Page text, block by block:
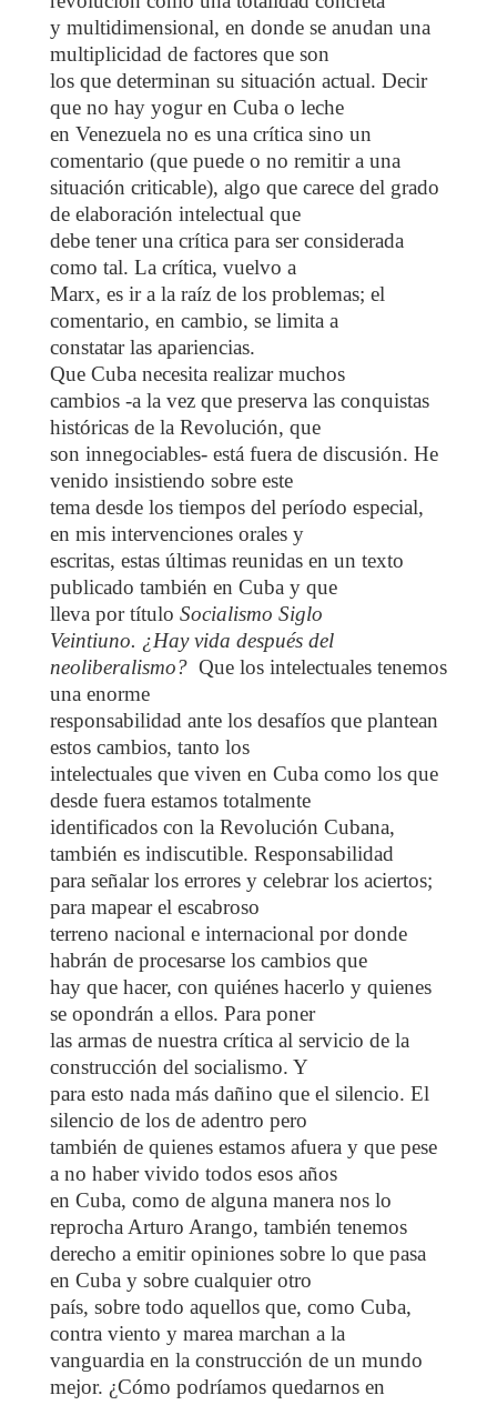
y multidimensional, en donde se anudan una
multiplicidad de factores que son
los que determinan su situación actual. Decir
que no hay yogur en Cuba o leche
en Venezuela no es una crítica sino un
comentario (que puede o no remitir a una
situación criticable), algo que carece del grado
de elaboración intelectual que
debe tener una crítica para ser considerada
como tal. La crítica, vuelvo a
Marx, es ir a la raíz de los problemas; el
comentario, en cambio, se limita a
constatar las apariencias.
Que Cuba necesita realizar muchos
cambios -a la vez que preserva las conquistas
históricas de la Revolución, que
son innegociables- está fuera de discusión. He
venido insistiendo sobre este
tema desde los tiempos del período especial,
en mis intervenciones orales y
escritas, estas últimas reunidas en un texto
publicado también en Cuba y que
lleva por título Socialismo Siglo
Veintiuno. ¿Hay vida después del
neoliberalismo?Que los intelectuales tenemos
una enorme
responsabilidad ante los desafíos que plantean
estos cambios, tanto los
intelectuales que viven en Cuba como los que
desde fuera estamos totalmente
identificados con la Revolución Cubana,
también es indiscutible. Responsabilidad
para señalar los errores y celebrar los aciertos;
para mapear el escabroso
terreno nacional e internacional por donde
habrán de procesarse los cambios que
hay que hacer, con quiénes hacerlo y quienes
se opondrán a ellos. Para poner
las armas de nuestra crítica al servicio de la
construcción del socialismo. Y
para esto nada más dañino que el silencio. El
silencio de los de adentro pero
también de quienes estamos afuera y que pese
a no haber vivido todos esos años
en Cuba, como de alguna manera nos lo
reprocha Arturo Arango, también tenemos
derecho a emitir opiniones sobre lo que pasa
en Cuba y sobre cualquier otro
país, sobre todo aquellos que, como Cuba,
contra viento y marea marchan a la
vanguardia en la construcción de un mundo
mejor. ¿Cómo podríamos quedarnos en